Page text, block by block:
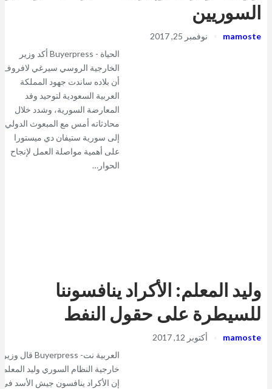
السوريين
mamoste
نوفمبر 25, 2017
الحياة - Buyerpress أكد وزير
الخارجية الروسي سيرغي لافروف
أن بلاده ساندت جهود المملكة
العربية السعودية لتوحيد وفد
المعارضة السورية، وشدد خلال
محادثاته أمس مع المبعوث الدولي
إلى سورية ستيفان دي ميستورا
على أهمية مواصلة العمل لإنجاح
الحوار…
وليد المعلم: الأكراد ينافسوننا
للسيطرة على حقول النفط
mamoste
أكتوبر 12, 2017
العربية نت- Buyerpress قال وزير
خارجية النظام السوري وليد المعلم
إن الأكراد ينافسون جيش الأسد في